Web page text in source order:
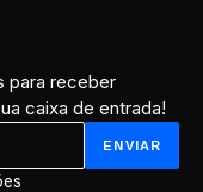
para receber
caixa de entrada!